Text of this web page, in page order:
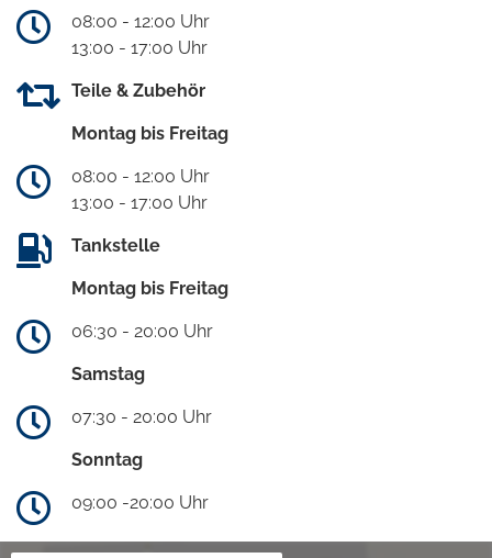
08:00 - 12:00 Uhr
13:00 - 17:00 Uhr
Teile & Zubehör
Montag bis Freitag
08:00 - 12:00 Uhr
13:00 - 17:00 Uhr
Tankstelle
Montag bis Freitag
06:30 - 20:00 Uhr
Samstag
07:30 - 20:00 Uhr
Sonntag
09:00 -20:00 Uhr